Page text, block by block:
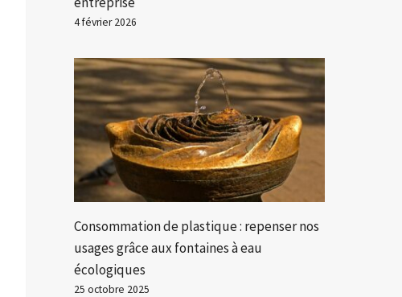
4 février 2026
Consommation de plastique : repenser nos
usages grâce aux fontaines à eau
écologiques
25 octobre 2025